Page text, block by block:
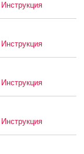
Инструкция
Инструкция
Инструкция
Инструкция